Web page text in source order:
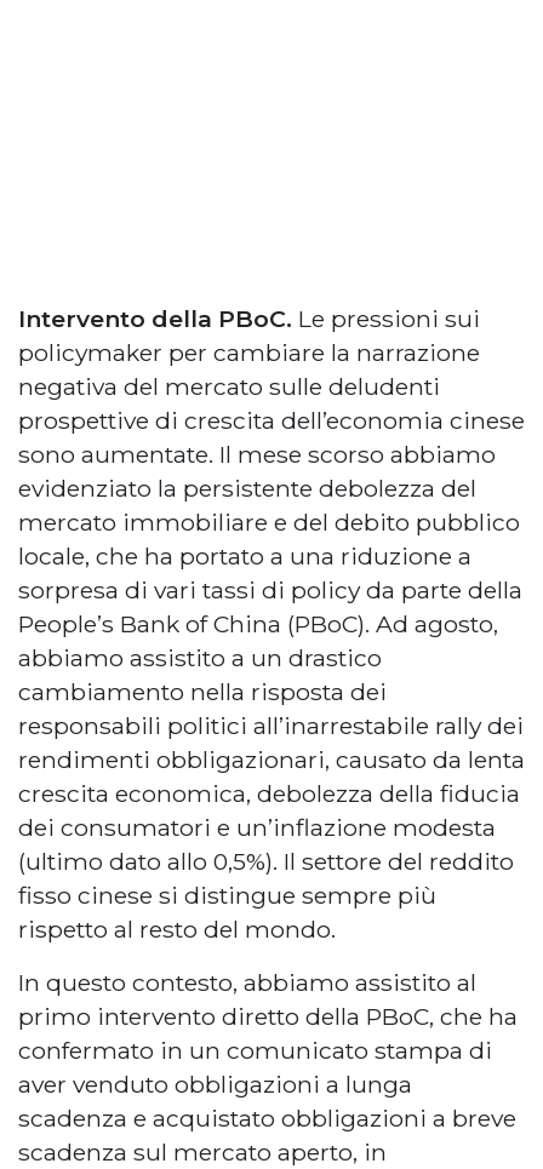
Intervento della PBoC. Le pressioni sui
policymaker per cambiare la narrazione
negativa del mercato sulle deludenti
prospettive di crescita dell’economia cinese
sono aumentate. Il mese scorso abbiamo
evidenziato la persistente debolezza del
mercato immobiliare e del debito pubblico
locale, che ha portato a una riduzione a
sorpresa di vari tassi di policy da parte della
People’s Bank of China (PBoC). Ad agosto,
abbiamo assistito a un drastico
cambiamento nella risposta dei
responsabili politici all’inarrestabile rally dei
rendimenti obbligazionari, causato da lenta
crescita economica, debolezza della fiducia
dei consumatori e un’inflazione modesta
(ultimo dato allo 0,5%). Il settore del reddito
fisso cinese si distingue sempre più
rispetto al resto del mondo.
In questo contesto, abbiamo assistito al
primo intervento diretto della PBoC, che ha
confermato in un comunicato stampa di
aver venduto obbligazioni a lunga
scadenza e acquistato obbligazioni a breve
scadenza sul mercato aperto, in